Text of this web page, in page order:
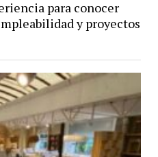
para conocer
y proyectos